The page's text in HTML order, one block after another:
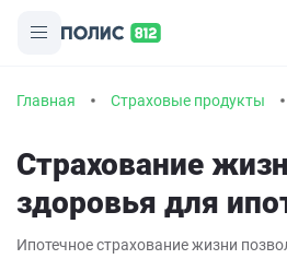
Главная Страховые продукты
Страхование
здоровья для
Ипотечное страхование жизни